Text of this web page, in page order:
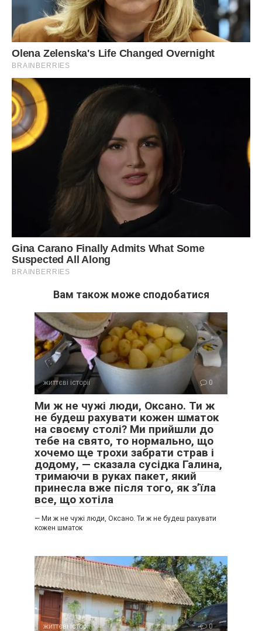
Вам також може сподобатися
життєві історії 0
Ми ж не чужі люди, Оксано. Ти ж
не будеш рахувати кожен шматок
на своєму столі? Ми прийшли до
тебе на свято, то нормально, що
хочемо ще трохи забрати страв і
додому, — сказала сусідка Галина,
тримаючи в руках пакет, який
принесла вже після того, як з’їла
все, що хотіла
— Ми ж не чужі люди, Оксано. Ти ж не будеш рахувати
кожен шматок
життєві історії 0